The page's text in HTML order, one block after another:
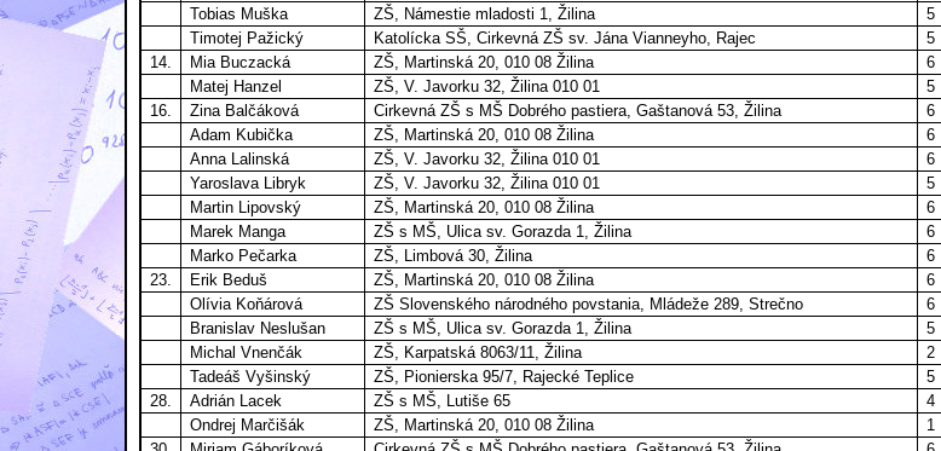
Tobias Muška
ZŠ, Námestie mladosti 1, Žilina 5
Timotej Pažický
Katolícka SŠ, Cirkevná ZŠ sv. Jána Vianneyho, Rajec 5
14.
Mia Buczacká ZŠ, Martinská 20, 010 08 Žilina 6
Matej Hanzel
ZŠ, V. Javorku 32, Žilina 010 01 5
16.
Zina Balčáková Cirkevná ZŠ s MŠ Dobrého pastiera, Gaštanová 53, Žilina 6
Adam Kubička
ZŠ, Martinská 20, 010 08 Žilina 6
Anna Lalinská
ZŠ, V. Javorku 32, Žilina 010 01 6
Yaroslava Libryk
ZŠ, V. Javorku 32, Žilina 010 01 5
Martin Lipovský
ZŠ, Martinská 20, 010 08 Žilina 6
Marek Manga
ZŠ s MŠ, Ulica sv. Gorazda 1, Žilina 6
Marko Pečarka
ZŠ, Limbová 30, Žilina 6
23.
Erik Beduš ZŠ, Martinská 20, 010 08 Žilina 6
Olívia Koňárová
ZŠ Slovenského národného povstania, Mládeže 289, Strečno 6
Branislav Neslušan
ZŠ s MŠ, Ulica sv. Gorazda 1, Žilina 5
Michal Vnenčák
ZŠ, Karpatská 8063/11, Žilina 2
Tadeáš Vyšinský
ZŠ, Pionierska 95/7, Rajecké Teplice 5
28.
Adrián Lacek ZŠ s MŠ, Lutiše 65 4
Ondrej Marčišák
ZŠ, Martinská 20, 010 08 Žilina 1